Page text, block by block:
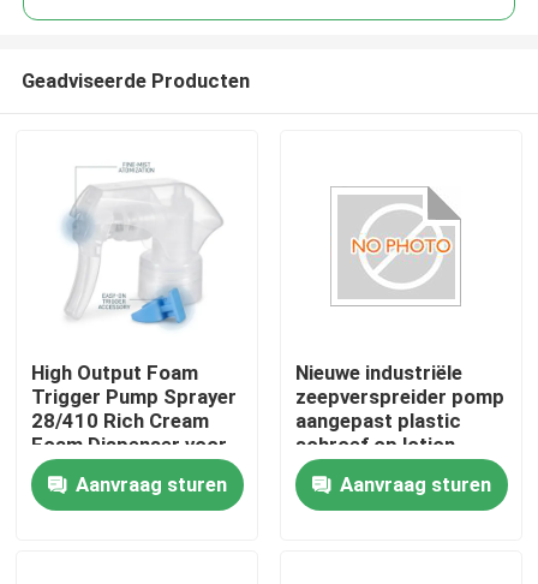
Geadviseerde Producten
High Output Foam
Trigger Pump Sprayer
28/410 Rich Cream
Foam Dispenser voor
badkamer
tegelreinigingsproducten
Aanvraag sturen
Nieuwe industriële
zeepverspreider pomp
aangepast plastic
schroef op lotion
pomp K201-4
Aanvraag sturen